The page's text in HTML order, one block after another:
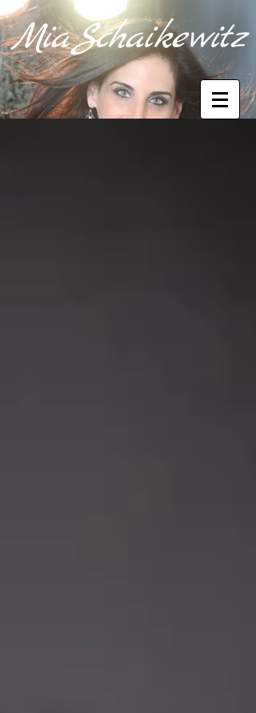
MiaSchaikewitz